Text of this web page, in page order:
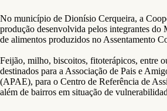
No município de Dionísio Cerqueira, a
produção desenvolvida pelos integrantes do
de alimentos produzidos no Assentamento
Feijão, milho, biscoitos, fitoterápicos, entre
destinados para a Associação de Pais e
(APAE), para o Centro de Referência de
além de bairros em situação de